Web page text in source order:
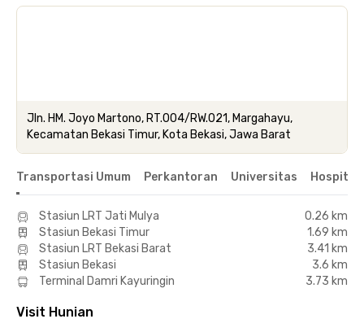
Jln. HM. Joyo Martono, RT.004/RW.021, Margahayu,
Kecamatan Bekasi Timur, Kota Bekasi, Jawa Barat
Transportasi Umum Perkantoran Universitas Hospital
Stasiun LRT Jati Mulya
0.26 km
Stasiun Bekasi Timur
1.69 km
Stasiun LRT Bekasi Barat
3.41 km
Stasiun Bekasi
3.6 km
Terminal Damri Kayuringin
3.73 km
Visit Hunian